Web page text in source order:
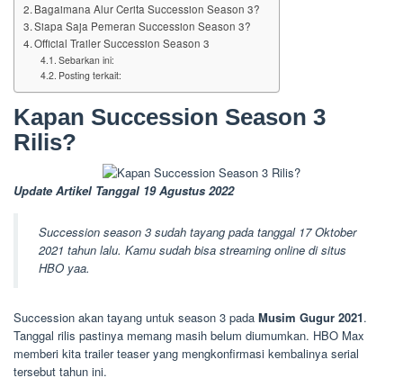
Bagaimana Alur Cerita Succession Season 3?
Siapa Saja Pemeran Succession Season 3?
Official Trailer Succession Season 3
Sebarkan ini:
Posting terkait:
Kapan Succession Season 3
Rilis?
Update Artikel Tanggal 19 Agustus 2022
Succession season 3 sudah tayang pada tanggal 17 Oktober
2021 tahun lalu. Kamu sudah bisa streaming online di situs
HBO yaa.
Succession akan tayang untuk season 3 pada Musim Gugur 2021.
Tanggal rilis pastinya memang masih belum diumumkan. HBO Max
memberi kita trailer teaser yang mengkonfirmasi kembalinya serial
tersebut tahun ini.